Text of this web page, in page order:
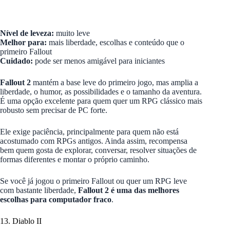
Nível de leveza: muito leve
Melhor para: mais liberdade, escolhas e conteúdo que o
primeiro Fallout
Cuidado: pode ser menos amigável para iniciantes
Fallout 2 mantém a base leve do primeiro jogo, mas amplia a
liberdade, o humor, as possibilidades e o tamanho da aventura.
É uma opção excelente para quem quer um RPG clássico mais
robusto sem precisar de PC forte.
Ele exige paciência, principalmente para quem não está
acostumado com RPGs antigos. Ainda assim, recompensa
bem quem gosta de explorar, conversar, resolver situações de
formas diferentes e montar o próprio caminho.
Se você já jogou o primeiro Fallout ou quer um RPG leve
com bastante liberdade, Fallout 2 é uma das melhores
escolhas para computador fraco.
13. Diablo II